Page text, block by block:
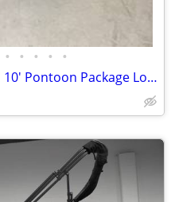
• • • • •
Catchercraft 1-Salt Steelhead 10' Pontoon Package Loaded!!